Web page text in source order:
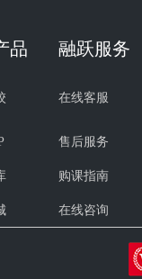
品 融跃服务
在线客服
售后服务
购课指南
在线咨询